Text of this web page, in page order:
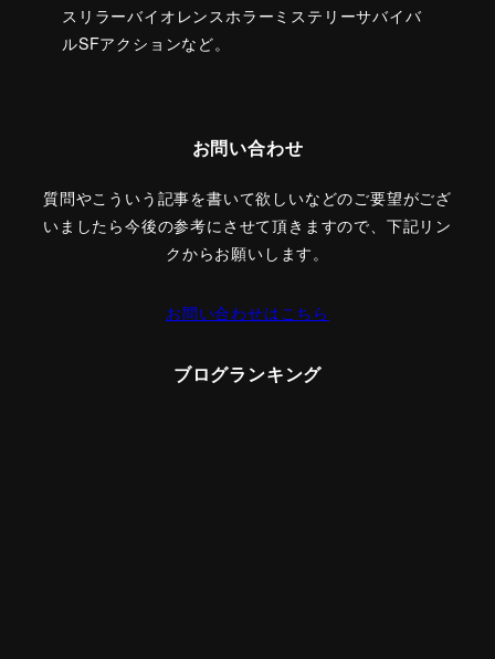
スリラーバイオレンスホラーミステリーサバイバ
ルSFアクションなど。
お問い合わせ
質問やこういう記事を書いて欲しいなどのご要望がござ
いましたら今後の参考にさせて頂きますので、下記リン
クからお願いします。
お問い合わせはこちら
ブログランキング